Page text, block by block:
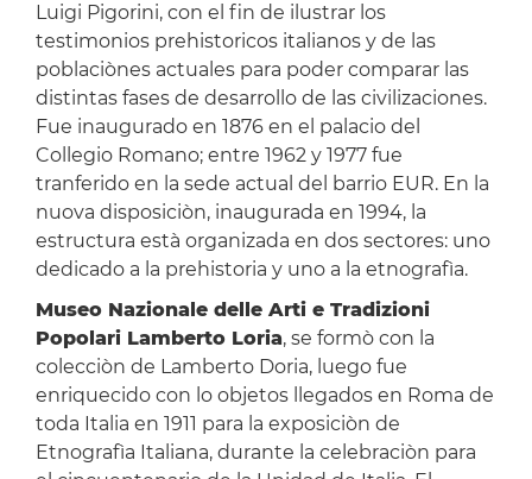
Luigi Pigorini, con el fin de ilustrar los
testimonios prehistoricos italianos y de las
poblaciònes actuales para poder comparar las
distintas fases de desarrollo de las civilizaciones.
Fue inaugurado en 1876 en el palacio del
Collegio Romano; entre 1962 y 1977 fue
tranferido en la sede actual del barrio EUR. En la
nuova disposiciòn, inaugurada en 1994, la
estructura està organizada en dos sectores: uno
dedicado a la prehistoria y uno a la etnografìa.
Museo Nazionale delle Arti e Tradizioni
Popolari Lamberto Loria, se formò con la
colecciòn de Lamberto Doria, luego fue
enriquecido con lo objetos llegados en Roma de
toda Italia en 1911 para la exposiciòn de
Etnografìa Italiana, durante la celebraciòn para